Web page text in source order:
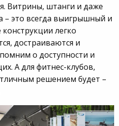
Витрины, штанги и даже
– это всегда выигрышный и
легко
достраиваются и
о доступности и
А для фитнес-клубов,
решением будет –